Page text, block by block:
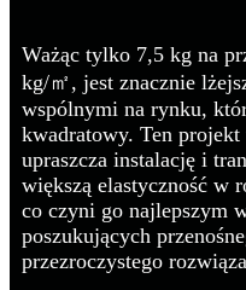
Ważąc tylko 7,5 kg na
kg/㎡, jest znacznie
wspólnymi na rynku,
kwadratowy. Ten
upraszcza instalację i
większą elastyczność w
co czyni go najlepszym
poszukujących
przezroczystego